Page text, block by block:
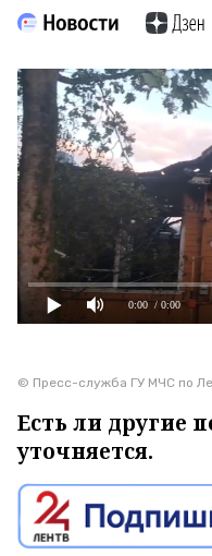
0:00 / 0:00
© Пресс-служба ГУ МЧС по
Есть ли другие
уточняется.